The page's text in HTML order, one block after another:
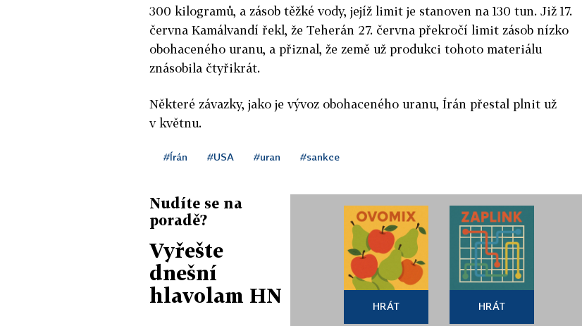
300 kilogramů, a zásob těžké vody, jejíž limit je stanoven na 130 tun. Již 17.
června Kamálvandí řekl, že Teherán 27. června překročí limit zásob nízko
obohaceného uranu, a přiznal, že země už produkci tohoto materiálu
znásobila čtyřikrát.
Některé závazky, jako je vývoz obohaceného uranu, Írán přestal plnit už
v květnu.
#Írán #USA #uran #sankce
Nudíte se na
poradě?
Vyřešte
dnešní
hlavolam HN
HRÁT HRÁT